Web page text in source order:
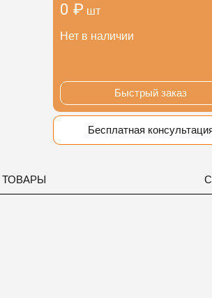
0 ₽ шт
Нет в наличии
Быстрый заказ
Бесплатная